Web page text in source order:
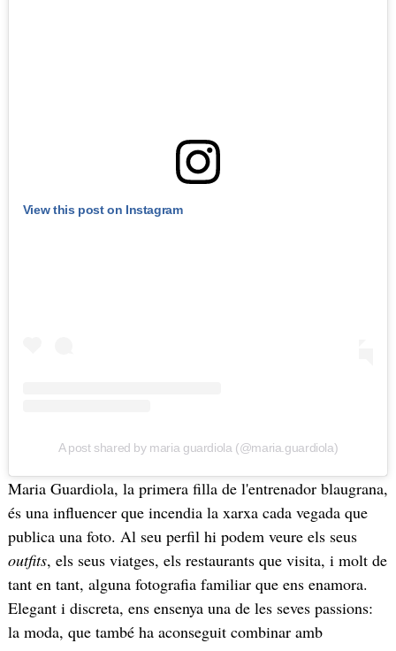
View this post on Instagram
A post shared by maria guardiola (@maria.guardiola)
Maria Guardiola, la primera filla de l'entrenador blaugrana,
és una influencer que incendia la xarxa cada vegada que
publica una foto. Al seu perfil hi podem veure els seus
outfits, els seus viatges, els restaurants que visita, i molt de
tant en tant, alguna fotografia familiar que ens enamora.
Elegant i discreta, ens ensenya una de les seves passions:
la moda, que també ha aconseguit combinar amb